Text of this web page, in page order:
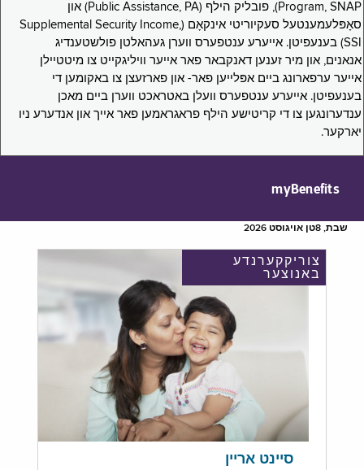
Program, SNAP), פובליק הילף (Public Assistance, PA) און
סאָפּלעמענטעל סעקיוריטי אינקאָם (Supplemental Security Income,
SSI) בענעפיטן. אייערע ענטפערס ווערן געהאלטן פולשטענדיג
אנאנים, און מיר זענען דאנקבאר פאר אייער וויליגקייט צו מיטטיילן
אייער ערפארונג ביים אפּלייען פאר- און פארזעצן צו באקומען די
בענעפיטן. אייערע ענטפערס וועלן באטראכט ווערן ביים מאכן
ענדערונגען צו די קריטישע הילף פראגראמען פאר אייך און אנדערע ניו
יארקער.
myBenefits
שבת, 8טן אויגוסט 2026
צוריקקערנדע
באנוצער
סיינט אריין